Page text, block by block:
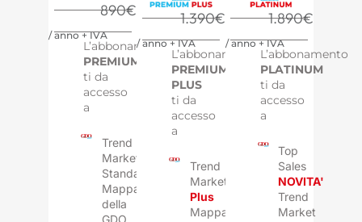
890€
/ anno + IVA
L’abbonamento
PREMIUM
ti da
accesso
a
Trend
Market
Standard
Mappa
della
GDO
1.390€
/ anno + IVA
L’abbonamento
PREMIUM
PLUS
ti da
accesso
a
Trend
Market
Plus
Mappa
1.890€
/ anno + IVA
L’abbonamento
PLATINUM
ti da
accesso
a
Top
Sales
NOVITA'
Trend
Market